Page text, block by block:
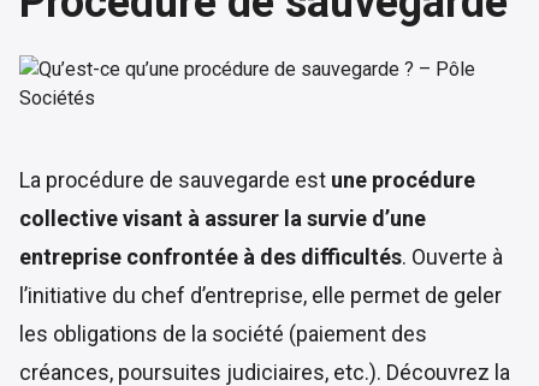
La procédure de sauvegarde est une procédure
collective visant à assurer la survie d’une
entreprise confrontée à des difficultés. Ouverte à
l’initiative du chef d’entreprise, elle permet de geler
les obligations de la société (paiement des
créances, poursuites judiciaires, etc.). Découvrez la